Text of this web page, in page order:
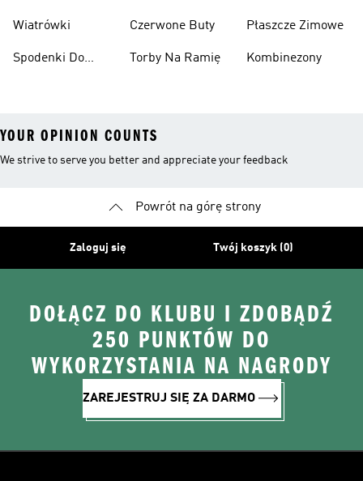
Wiatrówki
Spodenki Do
Czerwone Buty
Torby Na Ramię
Płaszcze Zimowe
Kombinezony
YOUR OPINION COUNTS
We strive to serve you better and appreciate your feedback
Powrót na górę strony
Zaloguj się Twój koszyk (0)
DOŁĄCZ DO KLUBU I ZDOBĄDŹ
250 PUNKTÓW DO
WYKORZYSTANIA NA NAGRODY
ZAREJESTRUJ SIĘ ZA DARMO